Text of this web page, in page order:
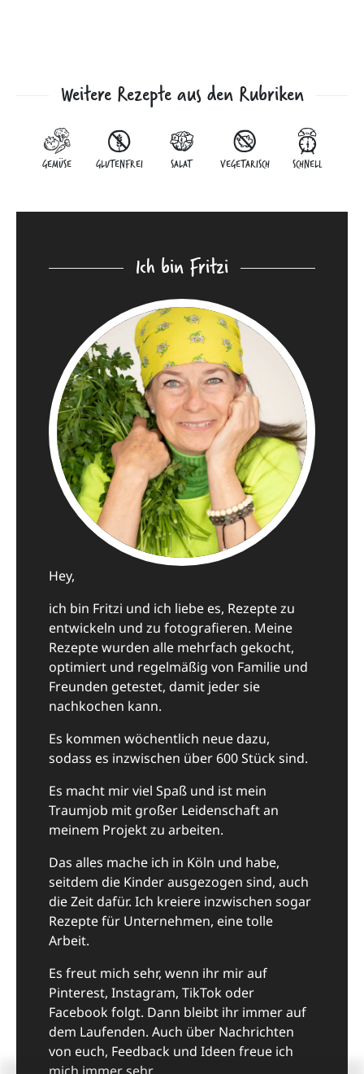
Weitere Rezepte aus den Rubriken
GEMÜSE GLUTENFREI SALAT VEGETARISCH SCHNELL
Ich bin Fritzi
Hey,
ich bin Fritzi und ich liebe es, Rezepte zu
entwickeln und zu fotografieren. Meine
Rezepte wurden alle mehrfach gekocht,
optimiert und regelmäßig von Familie und
Freunden getestet, damit jeder sie
nachkochen kann.
Es kommen wöchentlich neue dazu,
sodass es inzwischen über 600 Stück sind.
Es macht mir viel Spaß und ist mein
Traumjob mit großer Leidenschaft an
meinem Projekt zu arbeiten.
Das alles mache ich in Köln und habe,
seitdem die Kinder ausgezogen sind, auch
die Zeit dafür. Ich kreiere inzwischen sogar
Rezepte für Unternehmen, eine tolle
Arbeit.
Es freut mich sehr, wenn ihr mir auf
Pinterest, Instagram, TikTok oder
Facebook folgt. Dann bleibt ihr immer auf
dem Laufenden. Auch über Nachrichten
von euch, Feedback und Ideen freue ich